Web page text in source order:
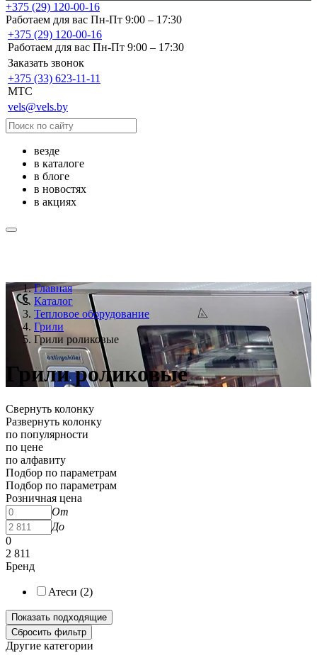
+375 (29) 120-00-16
Работаем для вас Пн-Пт 9:00 – 17:30
+375 (29) 120-00-16
Работаем для вас Пн-Пт 9:00 – 17:30
Заказать звонок
+375 (33) 623-11-11
MTC
vels@vels.by
везде
в каталоге
в блоге
в новостях
в акциях
Главная
Каталог
Тепловое оборудование
Грили
Грили роликовые
Грили роликовые
Свернуть колонку
Развернуть колонку
по популярности
по цене
по алфавиту
Подбор по параметрам
Подбор по параметрам
Розничная цена
От
До
0
2 811
Бренд
Атеси (2)
Другие категории